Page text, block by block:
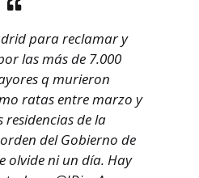
para reclamar y
las más de 7.000
q murieron
ratas entre marzo y
residencias de la
del Gobierno de
olvide ni un día. Hay